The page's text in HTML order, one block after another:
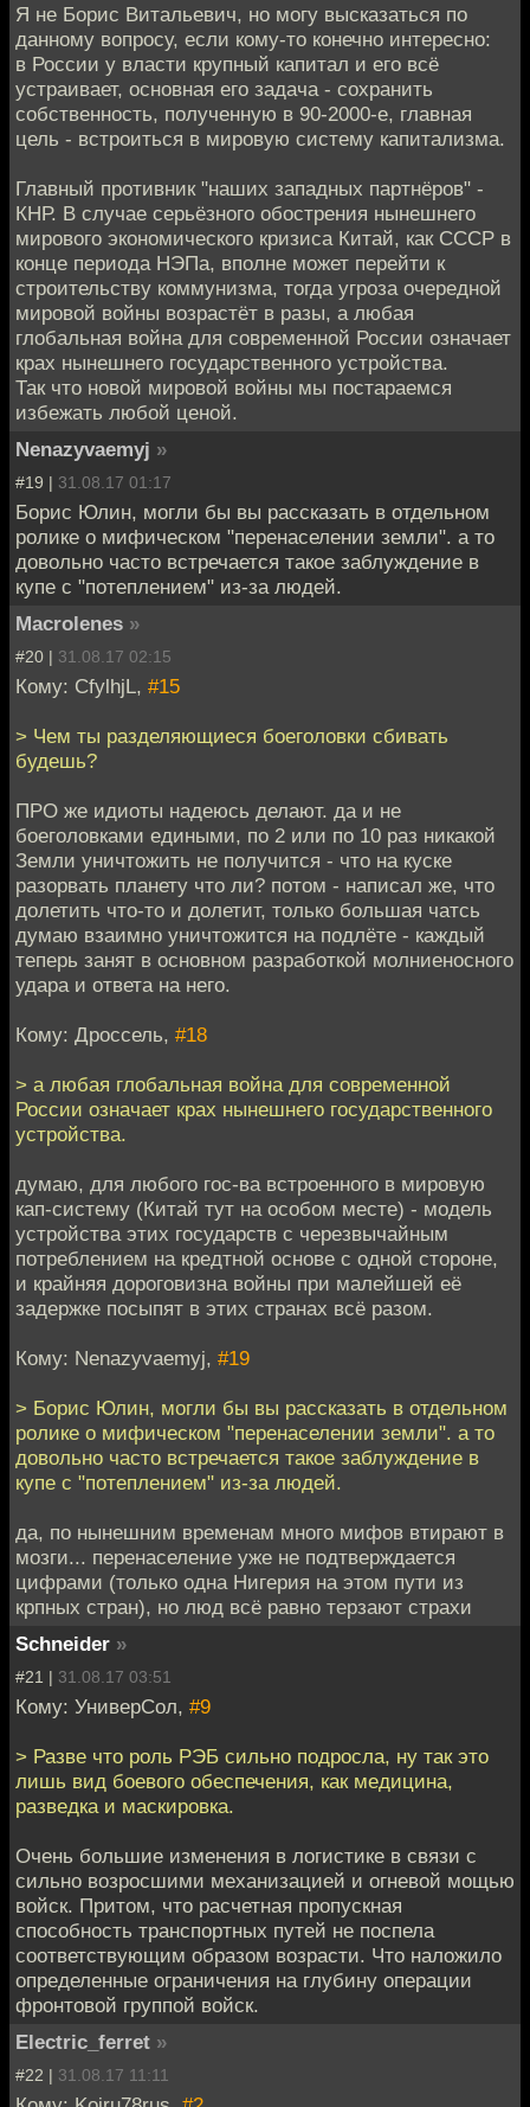
Я не Борис Витальевич, но могу высказаться по
данному вопросу, если кому-то конечно интересно:
в России у власти крупный капитал и его всё
устраивает, основная его задача - сохранить
собственность, полученную в 90-2000-е, главная
цель - встроиться в мировую систему капитализма.
Главный противник "наших западных партнёров" -
КНР. В случае серьёзного обострения нынешнего
мирового экономического кризиса Китай, как СССР в
конце периода НЭПа, вполне может перейти к
строительству коммунизма, тогда угроза очередной
мировой войны возрастёт в разы, а любая
глобальная война для современной России означает
крах нынешнего государственного устройства.
Так что новой мировой войны мы постараемся
избежать любой ценой.
Nenazyvaemyj »
#19 | 31.08.17 01:17
Борис Юлин, могли бы вы рассказать в отдельном
ролике о мифическом "перенаселении земли". а то
довольно часто встречается такое заблуждение в
купе с "потеплением" из-за людей.
Macrolenes »
#20 | 31.08.17 02:15
Кому: CfylhjL, #15
> Чем ты разделяющиеся боеголовки сбивать
будешь?
ПРО же идиоты надеюсь делают. да и не
боеголовками едиными, по 2 или по 10 раз никакой
Земли уничтожить не получится - что на куске
разорвать планету что ли? потом - написал же, что
долетить что-то и долетит, только большая чатсь
думаю взаимно уничтожится на подлёте - каждый
теперь занят в основном разработкой молниеносного
удара и ответа на него.
Кому: Дроссель, #18
> а любая глобальная война для современной
России означает крах нынешнего государственного
устройства.
думаю, для любого гос-ва встроенного в мировую
кап-систему (Китай тут на особом месте) - модель
устройства этих государств с черезвычайным
потреблением на кредтной основе с одной стороне,
и крайняя дороговизна войны при малейшей её
задержке посыпят в этих странах всё разом.
Кому: Nenazyvaemyj, #19
> Борис Юлин, могли бы вы рассказать в отдельном
ролике о мифическом "перенаселении земли". а то
довольно часто встречается такое заблуждение в
купе с "потеплением" из-за людей.
да, по нынешним временам много мифов втирают в
мозги... перенаселение уже не подтверждается
цифрами (только одна Нигерия на этом пути из
крпных стран), но люд всё равно терзают страхи
Schneider »
#21 | 31.08.17 03:51
Кому: УниверСол, #9
> Разве что роль РЭБ сильно подросла, ну так это
лишь вид боевого обеспечения, как медицина,
разведка и маскировка.
Очень большие изменения в логистике в связи с
сильно возросшими механизацией и огневой мощью
войск. Притом, что расчетная пропускная
способность транспортных путей не поспела
соответствующим образом возрасти. Что наложило
определенные ограничения на глубину операции
фронтовой группой войск.
Electric_ferret »
#22 | 31.08.17 11:11